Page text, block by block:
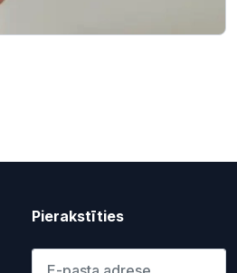
Pierakstīties
Lūdzu ievadiet e-pasta adresi